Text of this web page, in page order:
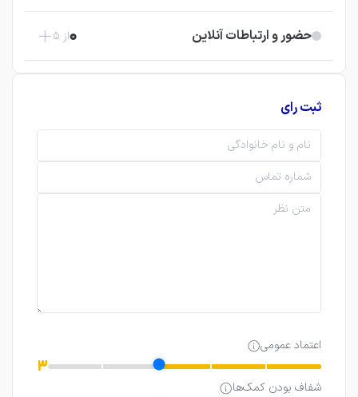
حضور و ارتباطات آنلاین 0از 5
ثبت رای
اعتماد عمومی
3
شفاف بودن کمک‌ها